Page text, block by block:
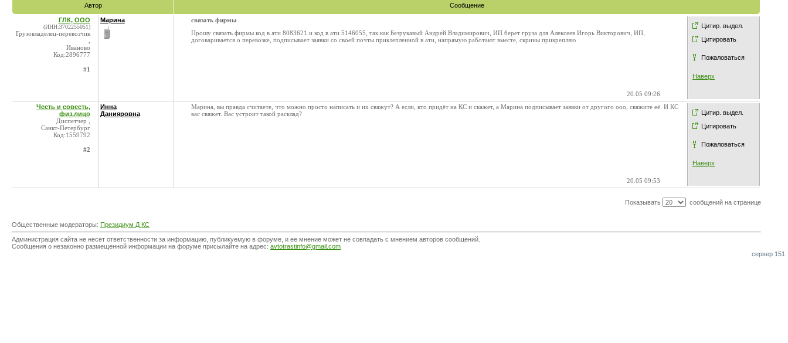
Автор Сообщение
Цитир. выдел.
Цитировать
Пожаловаться
Наверх
ГЛК, ООО
(ИНН:3702255051)
Грузовладелец-перевозчик
Иваново
Код:2896777
#1
Марина
связать фирмы
Прошу связать фирмы код в ати 8083621 и код в ати 5146055, так как Безрукавый Андрей Владимирович, ИП берет груза для Алексеев Игорь Викторович, ИП,
договаривается о перевозке, подписывает заявки со своей почты приклепленной в ати, напрямую работают вместе, скрины прикрепляю
20.05 09:26
Цитир. выдел.
Цитировать
Пожаловаться
Наверх
Честь и совесть,
физ.лицо
Диспетчер ,
Санкт-Петербург
Код:1559792
#2
Инна
Данияровна
Марина, вы правда считаете, что можно просто написать и их свяжут? А если, кто придёт на КС и скажет, а Марина подписывает заявки от другого ооо, свяжите её. И КС
вас свяжет. Вас устроит такой расклад?
20.05 09:53
Показывать сообщений на странице
Общественные модераторы: Президиум Д КС
Администрация сайта не несет ответственности за информацию, публикуемую в форуме, и ее мнение может не совпадать с мнением авторов сообщений.
Сообщения о незаконно размещенной информации на форуме присылайте на адрес: avtotrastinfo@gmail.com
сервер 151